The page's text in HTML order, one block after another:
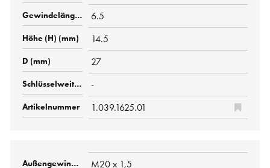
6.5
14.5
27
-
1.039.1625.01
M20 x 1,5